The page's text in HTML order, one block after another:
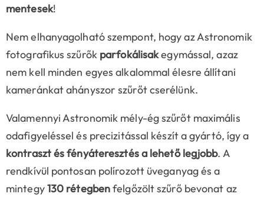
mentesek!
Nem elhanyagolható szempont, hogy az Astronomik
fotografikus szűrők parfokálisakegymással, azaz
nem kell minden egyes alkalommal élesre állítani
kameránkat ahányszor szűrőt cserélünk.
Valamennyi Astronomik mély-ég szűrőt maximális
odafigyeléssel és precizitással készít a gyártó, így a
kontraszt és fényáteresztés a lehető legjobb. A
rendkívül pontosan polírozott üveganyag és a
mintegy130 rétegbenfelgőzölt szűrő bevonat az